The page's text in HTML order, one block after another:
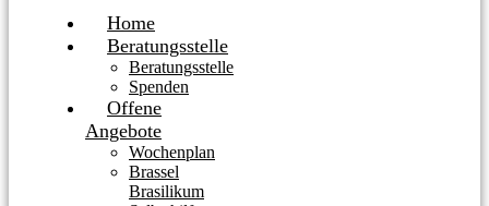
Home
Beratungsstelle
Beratungsstelle
Spenden
Offene
Angebote
Wochenplan
Brassel
Brasilikum